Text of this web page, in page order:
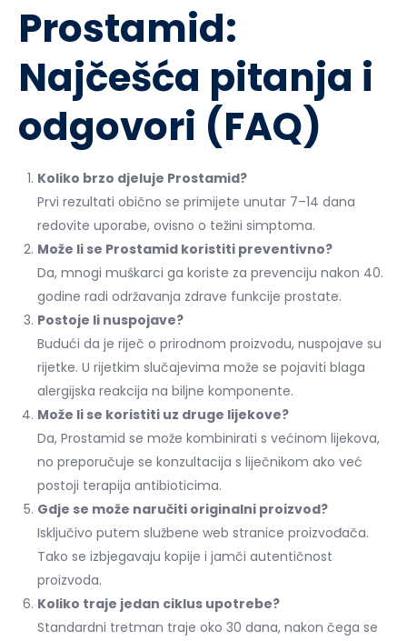
Prostamid:
Najčešća pitanja i
odgovori (FAQ)
Koliko brzo djeluje Prostamid?
Prvi rezultati obično se primijete unutar 7–14 dana
redovite uporabe, ovisno o težini simptoma.
Može li se Prostamid koristiti preventivno?
Da, mnogi muškarci ga koriste za prevenciju nakon 40.
godine radi održavanja zdrave funkcije prostate.
Postoje li nuspojave?
Budući da je riječ o prirodnom proizvodu, nuspojave su
rijetke. U rijetkim slučajevima može se pojaviti blaga
alergijska reakcija na biljne komponente.
Može li se koristiti uz druge lijekove?
Da, Prostamid se može kombinirati s većinom lijekova,
no preporučuje se konzultacija s liječnikom ako već
postoji terapija antibioticima.
Gdje se može naručiti originalni proizvod?
Isključivo putem službene web stranice proizvođača.
Tako se izbjegavaju kopije i jamči autentičnost
proizvoda.
Koliko traje jedan ciklus upotrebe?
Standardni tretman traje oko 30 dana, nakon čega se